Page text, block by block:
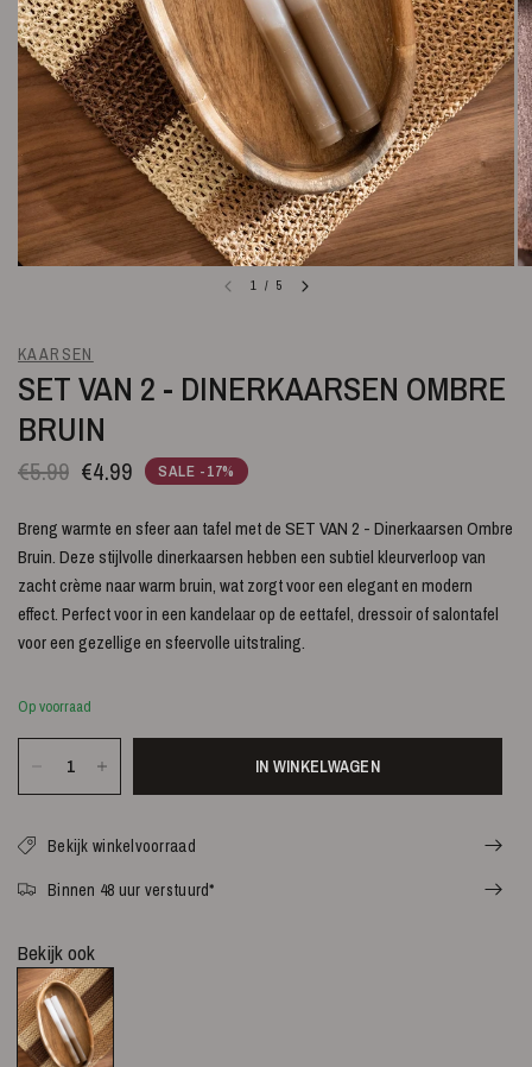
1 / 5
KAARSEN
SET VAN 2 - DINERKAARSEN OMBRE
BRUIN
€5.99 €4.99 SALE -17%
Breng warmte en sfeer aan tafel met de SET VAN 2 - Dinerkaarsen Ombre
Bruin. Deze stijlvolle dinerkaarsen hebben een subtiel kleurverloop van
zacht crème naar warm bruin, wat zorgt voor een elegant en modern
effect. Perfect voor in een kandelaar op de eettafel, dressoir of salontafel
voor een gezellige en sfeervolle uitstraling.
Op voorraad
IN WINKELWAGEN
Bekijk winkelvoorraad
Binnen 48 uur verstuurd*
Bekijk ook